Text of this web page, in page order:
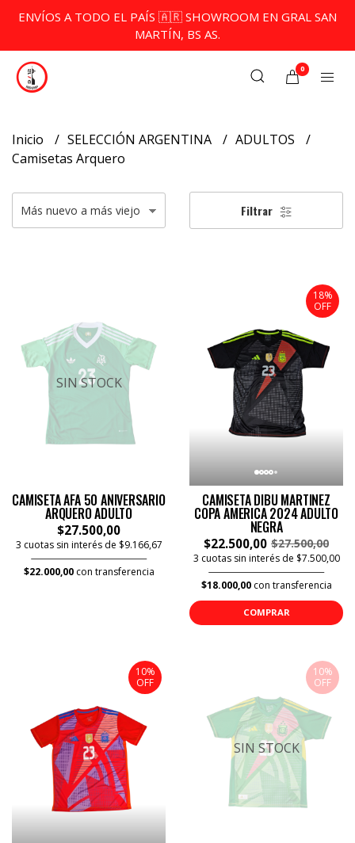
ENVÍOS A TODO EL PAÍS 🇦🇷 SHOWROOM EN GRAL SAN
MARTÍN, BS AS.
0
Inicio SELECCIÓN ARGENTINA
ADULTOS
Camisetas Arquero
Filtrar
SIN STOCK
CAMISETA AFA 50 ANIVERSARIO
ARQUERO ADULTO
$27.500,00
3 cuotas sin interés de $9.166,67
$22.000,00con transferencia
18%
OFF
CAMISETA DIBU MARTINEZ
COPA AMERICA 2024 ADULTO
NEGRA
$22.500,00 $27.500,00
3 cuotas sin interés de $7.500,00
$18.000,00con transferencia
COMPRAR
10%
OFF
10%
OFF
SIN STOCK